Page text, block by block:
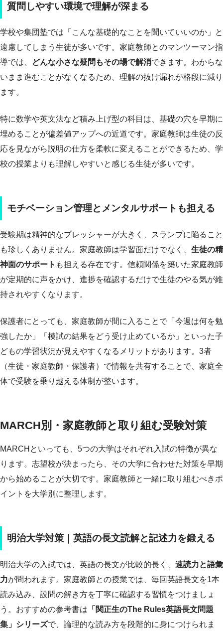
質問しやすい環境で理解が深まる
学校や集団塾では「こんな基礎的なことを聞いていいのか」と
遠慮してしまう生徒が多いです。家庭教師とのマンツーマン指
導では、
どんな小さな疑問もその場で解消できます。わからな
いまま進むことがなくなるため、理解の抜け漏れが格段に減り
ます。
特に数学や英文法など積み上げ型の科目は、基礎の穴を早期に
埋めることが偏差値アップへの近道です。家庭教師は生徒の反
応を見ながら説明の仕方を柔軟に変えることができるため、学
校の授業よりも理解しやすいと感じる生徒が多いです。
モチベーション管理とメンタルサポートも担える
受験期は精神的なプレッシャーが大きく、スランプに陥ること
も珍しくありません。家庭教師は学習面だけでなく、 生徒の精
神面のサポート も担える存在です。信頼関係を築いた家庭教師
が定期的に声をかけ、進捗を確認するだけで生徒のやる気が維
持されやすくなります。
保護者にとっても、家庭教師が間に入ることで「今週は何を勉
強したか」「模試の結果をどう受け止めているか」といった子
どもの学習状況が見えやすくなるメリットがあります。3者
（生徒・家庭教師・保護者）で情報を共有することで、家庭全
体で受験を乗り越える体制が整います。
MARCH別・家庭教師と取り組む受験対策
MARCHといっても、5つの大学はそれぞれ入試の特徴が異な
ります。志望校が決まったら、その大学に合わせた対策を早期
から始めることが大切です。家庭教師と一緒に取り組むべきポ
イントを大学別に整理します。
明治大学対策｜英語の長文読解と記述力を鍛える
明治大学の入試では、英語の長文が比較的長く、 速読力と語彙
力が問われます。家庭教師との授業では、毎回英語長文を1本
読み込み、設問の解き方を丁寧に確認する習慣をつけましょ
う。おすすめの参考書は 「関正生のThe Rules英語長文問題
集」シリーズで、論理的な読み方を段階的に身につけられま